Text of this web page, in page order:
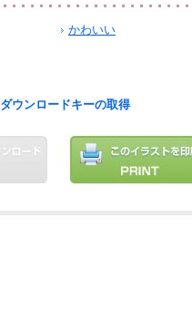
かわいい
ダウンロードキーの取得